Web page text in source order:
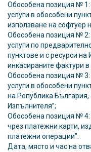
Обособена позиция № 1:
услуги в обособени
използване на софтуер
Обособена позиция № 2:
услуги по
пунктове и с ресурси
инкасираните фактури
Обособена позиция № 3:
услуги в обособени
на Република България,
Изпълнителя”;
Обособена позиция № 4:
чрез платежни карти,
платежни операции”.
Дата, място и час на